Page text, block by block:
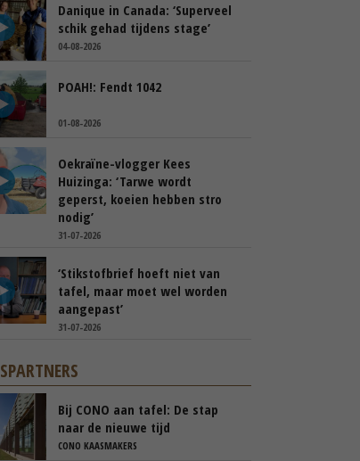
Danique in Canada: ‘Superveel
schik gehad tijdens stage’
04-08-2026
POAH!: Fendt 1042
01-08-2026
Oekraïne-vlogger Kees
Huizinga: ‘Tarwe wordt
geperst, koeien hebben stro
nodig’
31-07-2026
‘Stikstofbrief hoeft niet van
tafel, maar moet wel worden
aangepast’
31-07-2026
Bij CONO aan tafel: De stap
naar de nieuwe tijd
CONO KAASMAKERS